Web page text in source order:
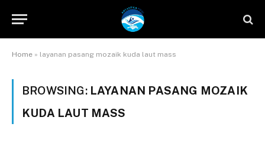
Home » layanan pasang mozaik kuda laut mass
BROWSING: LAYANAN PASANG MOZAIK
KUDA LAUT MASS